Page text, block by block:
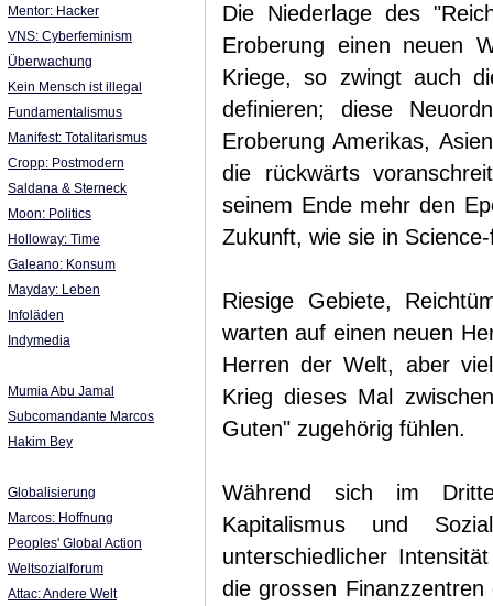
Mentor: Hacker
VNS: Cyberfeminism
Überwachung
Kein Mensch ist illegal
Fundamentalismus
Manifest: Totalitarismus
Cropp: Postmodern
Saldana & Sterneck
Moon: Politics
Holloway: Time
Galeano: Konsum
Mayday: Leben
Infoläden
Indymedia
Mumia Abu Jamal
Subcomandante Marcos
Hakim Bey
Globalisierung
Marcos: Hoffnung
Peoples' Global Action
Weltsozialforum
Attac: Andere Welt
Die Niederlage des
Eroberung einen neuen
Kriege, so zwingt auch
definieren; diese
Eroberung Amerikas,
die rückwärts
seinem Ende mehr den
Zukunft, wie sie in
Riesige Gebiete,
warten auf einen neuen
Herren der Welt, aber
Krieg dieses Mal
Guten" zugehörig fühlen.
Während sich im
Kapitalismus und
unterschiedlicher
die grossen